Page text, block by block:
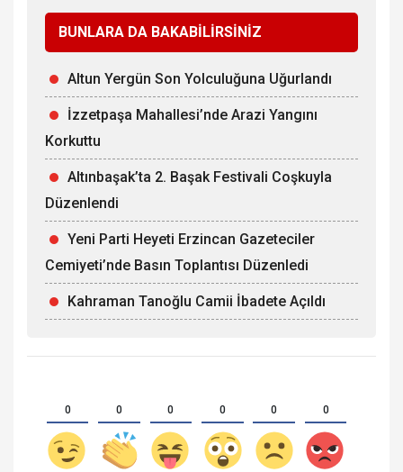
BUNLARA DA BAKABİLİRSİNİZ
Altun Yergün Son Yolculuğuna Uğurlandı
İzzetpaşa Mahallesi’nde Arazi Yangını
Korkuttu
Altınbaşak’ta 2. Başak Festivali Coşkuyla
Düzenlendi
Yeni Parti Heyeti Erzincan Gazeteciler
Cemiyeti’nde Basın Toplantısı Düzenledi
Kahraman Tanoğlu Camii İbadete Açıldı
0 0 0 0 0 0